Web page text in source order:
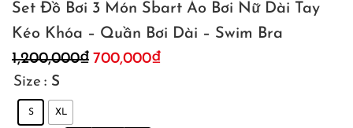
Set Đồ Bơi 3 Món Sbart Áo Bơi Nữ Dài Tay
Kéo Khóa – Quần Bơi Dài – Swim Bra
1,200,000₫ 700,000₫
Size : S
S XL